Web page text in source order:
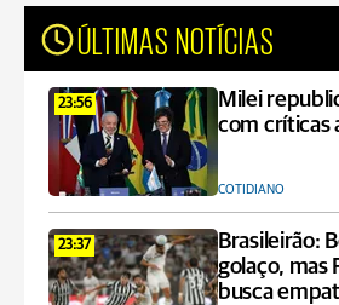
ÚLTIMAS NOTÍCIAS
23:56
Milei
com críticas
COTIDIANO
23:37
Brasileirão:
golaço, mas
busca